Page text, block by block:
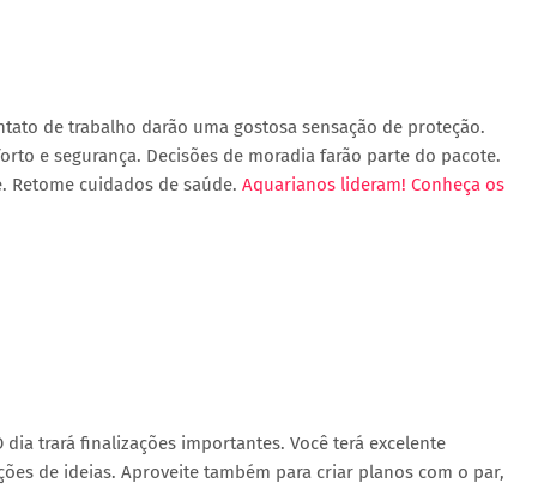
de trabalho darão uma gostosa sensação de proteção.
e segurança. Decisões de moradia farão parte do pacote.
Retome cuidados de saúde. Aquarianos lideram! Conheça os
trará finalizações importantes. Você terá excelente
de ideias. Aproveite também para criar planos com o par,